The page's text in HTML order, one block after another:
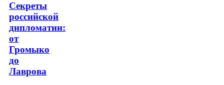
Секреты
российской
дипломатии:
от
Громыко
до
Лаврова